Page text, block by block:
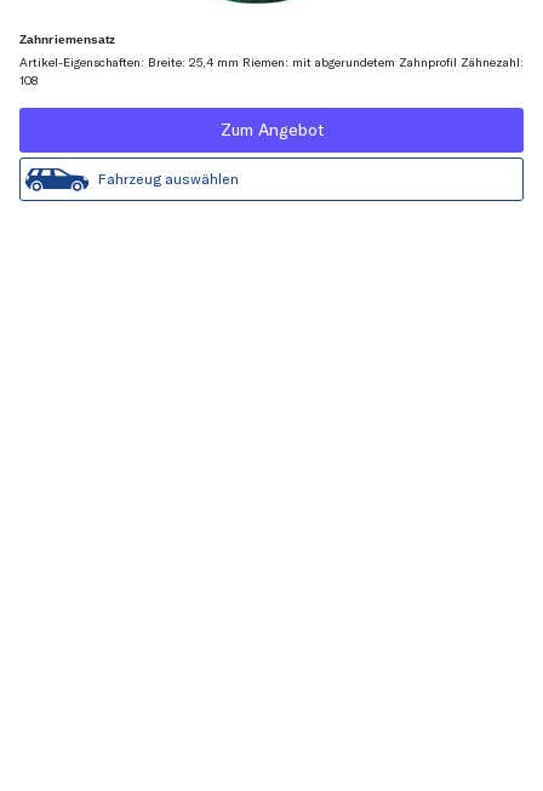
Zahnriemensatz
Artikel-Eigenschaften: Breite: 25,4 mm Riemen: mit abgerundetem Zahnprofil Zähnezahl:
108
Zum Angebot
Fahrzeug auswählen